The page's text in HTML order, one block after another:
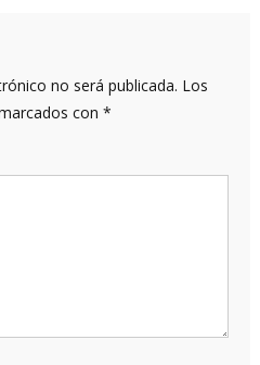
no será publicada. Los
con *